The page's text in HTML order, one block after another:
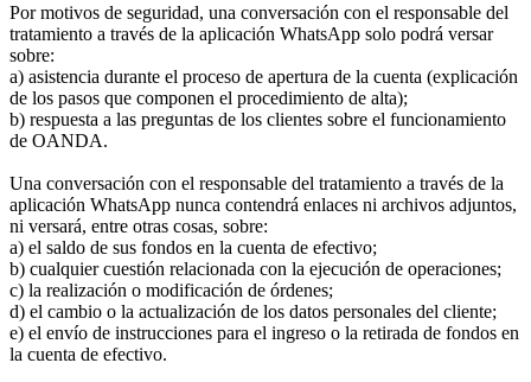
Por motivos de seguridad, una conversación con el responsable del
tratamiento a través de la aplicación WhatsApp solo podrá versar
sobre:
a) asistencia durante el proceso de apertura de la cuenta (explicación
de los pasos que componen el procedimiento de alta);
b) respuesta a las preguntas de los clientes sobre el funcionamiento
de OANDA.
Una conversación con el responsable del tratamiento a través de la
aplicación WhatsApp nunca contendrá enlaces ni archivos adjuntos,
ni versará, entre otras cosas, sobre:
a) el saldo de sus fondos en la cuenta de efectivo;
b) cualquier cuestión relacionada con la ejecución de operaciones;
c) la realización o modificación de órdenes;
d) el cambio o la actualización de los datos personales del cliente;
e) el envío de instrucciones para el ingreso o la retirada de fondos en
la cuenta de efectivo.